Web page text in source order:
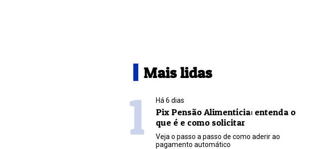
Mais lidas
1 Há 6 dias
Pix Pensão Alimentícia: entenda o
que é e como solicitar
Veja o passo a passo de como aderir ao
pagamento automático